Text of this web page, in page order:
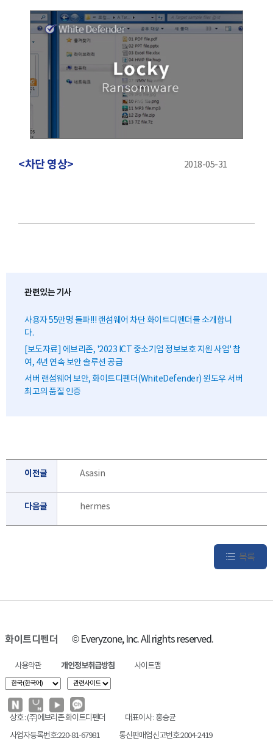
<차단 영상> 2018-05-31
관련있는 기사
사용자 55만명 돌파!!! 랜섬웨어 차단 화이트디펜더를 소개합니
다.
[보도자료] 에브리존, '2023 ICT 중소기업 정보보호 지원 사업' 참
여, 4년 연속 보안 솔루션 공급
서버 랜섬웨어 보안, 화이트디펜더(WhiteDefender) 윈도우 서버
최고의 품질 인증
이전글 Asasin
다음글 hermes
목록
화이트디펜더 © Everyzone, Inc. All rights reserved.
사용약관 개인정보취급방침 사이트맵
상호 : (주)에브리존 화이트디펜더
대표이사 : 홍승균
사업자등록번호:220-81-67981
통신판매업신고번호:2004-2419